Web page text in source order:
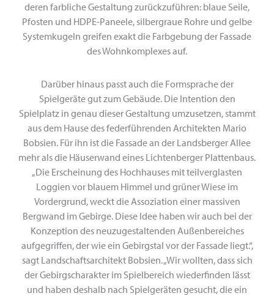
deren farbliche Gestaltung zurückzuführen: blaue Seile,
Pfosten und HDPE-Paneele, silbergraue Rohre und gelbe
Systemkugeln greifen exakt die Farbgebung der Fassade
des Wohnkomplexes auf.
Darüber hinaus passt auch die Formsprache der
Spielgeräte gut zum Gebäude. Die Intention den
Spielplatz in genau dieser Gestaltung umzusetzen, stammt
aus dem Hause des federführenden Architekten Mario
Bobsien. Für ihn ist die Fassade an der Landsberger Allee
mehr als die Häuserwand eines Lichtenberger Plattenbaus.
„Die Erscheinung des Hochhauses mit teilverglasten
Loggien vor blauem Himmel und grüner Wiese im
Vordergrund, weckt die Assoziation einer massiven
Bergwand im Gebirge. Diese Idee haben wir auch bei der
Konzeption des neuzugestaltenden Außenbereiches
aufgegriffen, der wie ein Gebirgstal vor der Fassade liegt.“,
sagt Landschaftsarchitekt Bobsien. „Wir wollten, dass sich
der Gebirgscharakter im Spielbereich wiederfinden lässt
und haben deshalb nach Spielgeräten gesucht, die ein